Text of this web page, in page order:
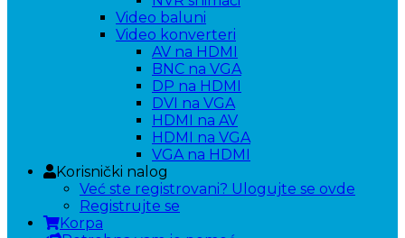
Video baluni
Video konverteri
AV na HDMI
BNC na VGA
DP na HDMI
DVI na VGA
HDMI na AV
HDMI na VGA
VGA na HDMI
Korisnički nalog
Već ste registrovani? Ulogujte se ovde
Registrujte se
Korpa